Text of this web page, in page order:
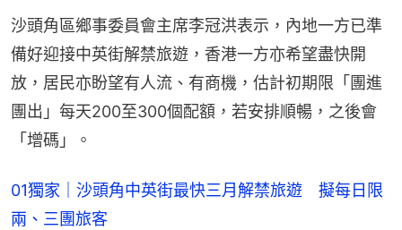
沙頭角區鄉事委員會主席李冠洪表示，內地一方已準
備好迎接中英街解禁旅遊，香港一方亦希望盡快開
放，居民亦盼望有人流、有商機，估計初期限「團進
團出」每天200至300個配額，若安排順暢，之後會
「增碼」。
01獨家｜沙頭角中英街最快三月解禁旅遊 擬每日限
兩、三團旅客